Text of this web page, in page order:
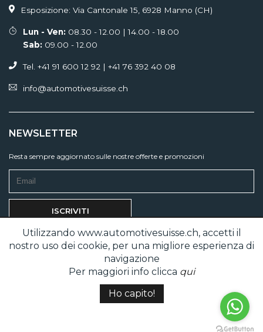
RENEGADE
SCOPRI
Esposizione: Via Cantonale 15, 6928 Manno (CH)
Lun - Ven: 08.30 - 12.00 | 14.00 - 18.00
Sab: 09.00 - 12.00
Tel. +41 91 600 12 92 | +41 76 392 40 08
info@automotivesuisse.ch
NEWSLETTER
Resta sempre aggiornato sulle nostre offerte e promozioni
Acconsento al trattamento dei miei dati per le finalitá di cui ai punti
a) e b) dell'informativa
I-Factory Srl
Utilizzando www.automotivesuisse.ch, accetti il
nostro uso dei cookie, per una migliore esperienza di
navigazione
Per maggiori info clicca qui
Ho capito!